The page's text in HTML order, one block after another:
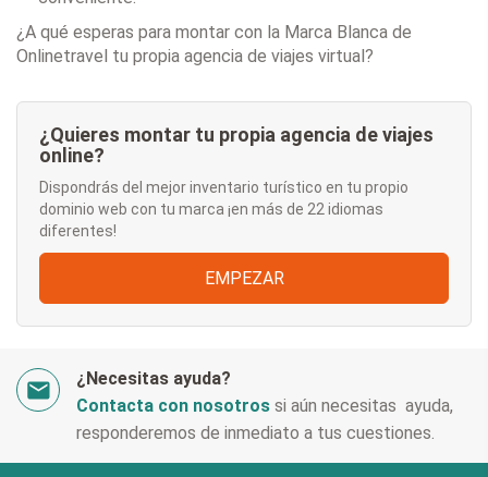
¿A qué esperas para montar con la Marca Blanca de
Onlinetravel tu propia agencia de viajes virtual?
¿Quieres montar tu propia agencia de viajes
online?
Dispondrás del mejor inventario turístico en tu propio
dominio web con tu marca ¡en más de 22 idiomas
diferentes!
EMPEZAR
¿Necesitas ayuda?
Contacta con nosotros si aún necesitas ayuda,
responderemos de inmediato a tus cuestiones.